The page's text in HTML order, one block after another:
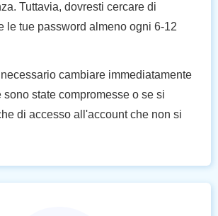
Tuttavia, dovresti cercare di
le tue password almeno ogni 6-12
necessario cambiare immediatamente
sono state compromesse o se si
di accesso all'account che non si